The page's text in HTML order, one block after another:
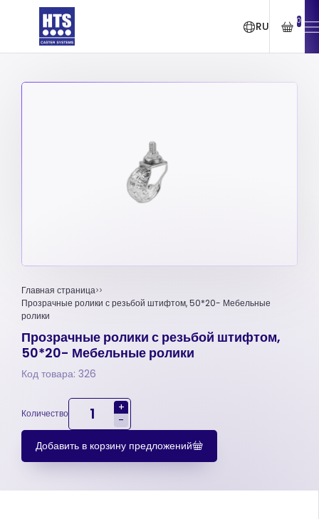
RU 0
Главная страница
Прозрачные ролики с резьбой штифтом, 50*20- Мебельные
ролики
Прозрачные ролики с резьбой штифтом,
50*20- Мебельные ролики
Код товара: 326
Количество
+
-
Добавить в корзину предложений